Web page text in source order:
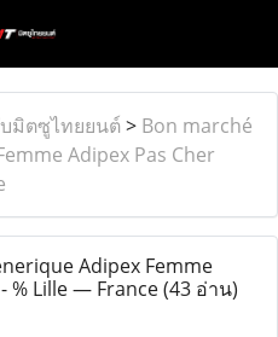
มิตซูไทยยนต์ > Bon marché
Adipex Pas Cher
Adipex Femme
% Lille — France(43 อ่าน)